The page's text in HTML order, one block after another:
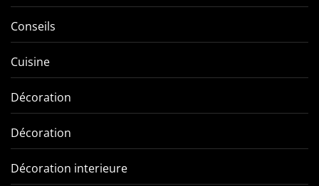
Conseils
Cuisine
Décoration
Décoration
Décoration interieure